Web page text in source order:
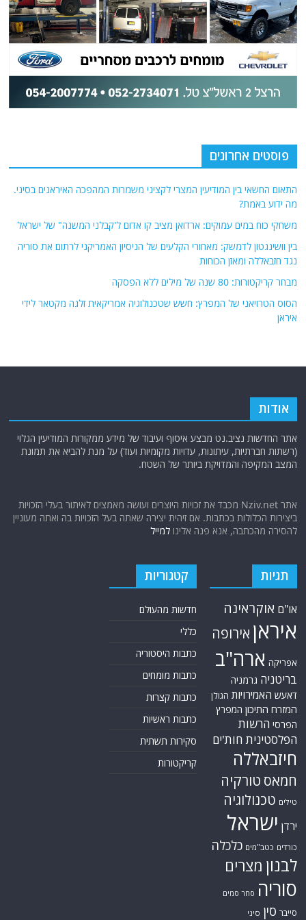
פוסטים אחרונים
התאום החשאי בין המודיעין המצרי לקציני משמרות המהפכה האיראנים בסיני.
מה ידוע באמת?
משחקי כוח במים עמוקים: ארדואן מציב קו אדום ל'קבלני המשנה" של ישראל
בין וושינגטון לדמשק: מאחורי הקלעים של הניסיון האמריקני לרתום את סוריה
נגד חזבאללה ומאזן הכוחות
מבחר קריקטורות: 80 שנה של מילים ללא הפסקה
הסוס הטרויאני של המפרץ: חשש שטכנולוגיה אמריקאית זלגה מקטאר לידי
איראן
אודות
אתר החדשות נציב.נט מבצע איסוף ועיבוד של מידע ממקורות המודיעין הגלוי
(רשתות חברתיות, עיתונות, עדויות מקומיות ועוד) על מנת להביא את תמונת
המצב המקיפה והמדויקת ביותר של השטח.
אתר Nziv.net מכבד את זכויות היוצרים ועושה מאמצים לאיתור בעלי הזכויות
ביצירות הכלולות בכתבות. אם זיהית יצירה שאתה בעל הזכויות בה ואתה מעוניין
להסירה מהכתבה, אנא פנה אלינולמייל
תגיות
או"ם אוקראינה
איראן אירופה
אפריקה ארה"ב
בריטניה גרמניה
דאעש האמירויות הגולן
המזרח התיכון המפרץ
הפרסי הרשות
הפלסטינית חות'ים
חיזבאללה
חמאס טורקיה
טילים טכנולוגיה
ירדן ישראל
כורדים כטב"מים כלכלה
לבנון מצרים
סוריה סחר סמים
סייבר סין סיני
קטגוריות
חדשות מהעולם
כללי
כתבות היסטוריה
כתבות מומחים
כתבות קצרות
כתבות ראשיות
סקירות תשתית
קריקטורות